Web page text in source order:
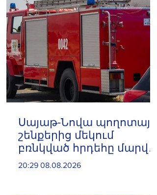
Սայաթ-Նովա պողոտայի
շենքերից մեկում
բռնկված հրդեհը մարվել
է
20:29 08.08.2026